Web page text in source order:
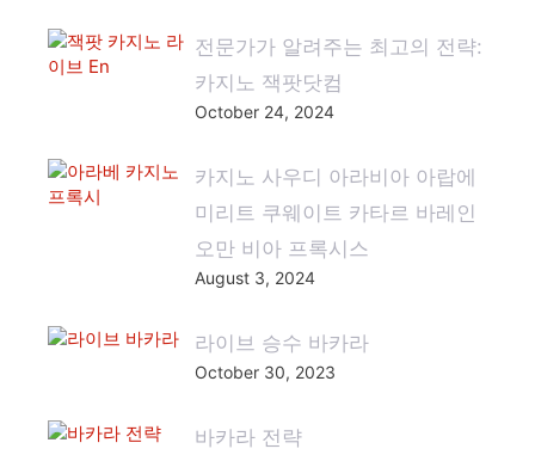
전문가가 알려주는 최고의 전략:
카지노 잭팟닷컴
October 24, 2024
카지노 사우디 아라비아 아랍에
미리트 쿠웨이트 카타르 바레인
오만 비아 프록시스
August 3, 2024
라이브 승수 바카라
October 30, 2023
바카라 전략